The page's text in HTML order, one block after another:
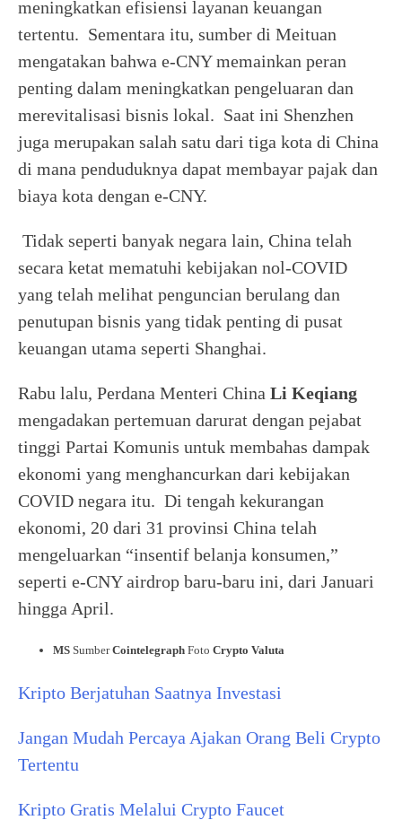
meningkatkan efisiensi layanan keuangan
tertentu. Sementara itu, sumber di Meituan
mengatakan bahwa e-CNY memainkan peran
penting dalam meningkatkan pengeluaran dan
merevitalisasi bisnis lokal. Saat ini Shenzhen
juga merupakan salah satu dari tiga kota di China
di mana penduduknya dapat membayar pajak dan
biaya kota dengan e-CNY.
Tidak seperti banyak negara lain, China telah
secara ketat mematuhi kebijakan nol-COVID
yang telah melihat penguncian berulang dan
penutupan bisnis yang tidak penting di pusat
keuangan utama seperti Shanghai.
Rabu lalu, Perdana Menteri China Li Keqiang
mengadakan pertemuan darurat dengan pejabat
tinggi Partai Komunis untuk membahas dampak
ekonomi yang menghancurkan dari kebijakan
COVID negara itu. Di tengah kekurangan
ekonomi, 20 dari 31 provinsi China telah
mengeluarkan “insentif belanja konsumen,”
seperti e-CNY airdrop baru-baru ini, dari Januari
hingga April.
MS SumberCointelegraph Foto Crypto Valuta
Kripto Berjatuhan Saatnya Investasi
Jangan Mudah Percaya Ajakan Orang Beli Crypto
Tertentu
Kripto Gratis Melalui Crypto Faucet